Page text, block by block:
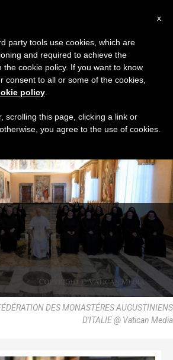
Posts Tagged ‘اتحاد’
DES MONASTÉRES AUGUSTINIENS
D'ITALIE @ Vatican Media
x
party tools use cookies, which are
and required to achieve the
the cookie policy. If you want to know
consent to all or some of the cookies,
policy
scrolling this page, clicking a link or
you agree to the use of cookies.